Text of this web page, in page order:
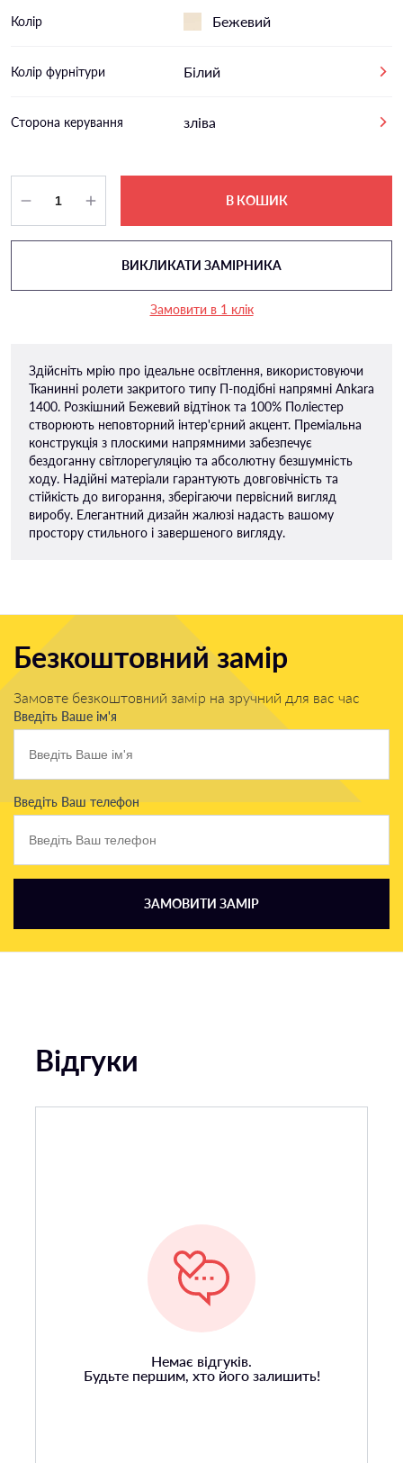
Колір Бежевий
Колір фурнітури Білий
Сторона керування зліва
В КОШИК
ВИКЛИКАТИ ЗАМІРНИКА
Замовити в 1 клік
Здійсніть мрію про ідеальне освітлення, використовуючи
Тканинні ролети закритого типу П-подiбні напрямні Ankara
1400. Розкішний Бежевий відтінок та 100% Поліестер
створюють неповторний інтер'єрний акцент. Преміальна
конструкція з плоскими напрямними забезпечує
бездоганну світлорегуляцію та абсолютну безшумність
ходу. Надійні матеріали гарантують довговічність та
стійкість до вигорання, зберігаючи первісний вигляд
виробу. Елегантний дизайн жалюзі надасть вашому
простору стильного і завершеного вигляду.
Безкоштовний замір
Замовте безкоштовний замір на зручний для вас час
Введіть Ваше ім'я
Введіть Ваш телефон
ЗАМОВИТИ ЗАМІР
Відгуки
Немає відгуків.
Будьте першим, хто його залишить!